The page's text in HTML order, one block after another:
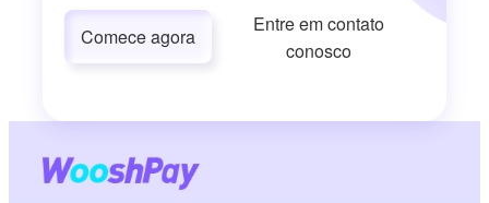
Comece agora
Entre em contato
conosco